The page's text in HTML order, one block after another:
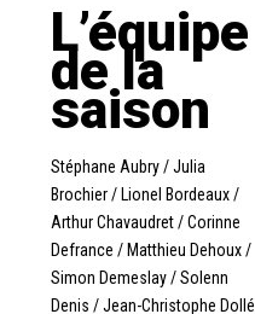
L’équipe
de la
saison
Stéphane Aubry / Julia
Brochier / Lionel Bordeaux /
Arthur Chavaudret / Corinne
Defrance / Matthieu Dehoux /
Simon Demeslay / Solenn
Denis / Jean-Christophe Dollé